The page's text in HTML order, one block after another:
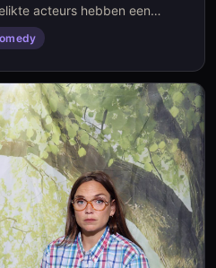
acteurs hebben een
voor de kinderen
door een mysterieuze